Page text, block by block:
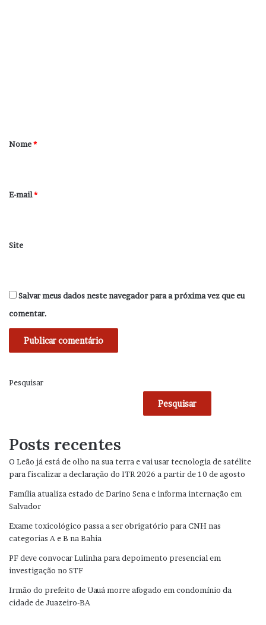
r
*
Nome*
E-mail*
Site
Salvar meus dados neste navegador para a próxima vez que eu
comentar.
Pesquisar
Pesquisar
Posts recentes
O Leão já está de olho na sua terra e vai usar tecnologia de satélite
para fiscalizar a declaração do ITR 2026 a partir de 10 de agosto
Família atualiza estado de Darino Sena e informa internação em
Salvador
Exame toxicológico passa a ser obrigatório para CNH nas
categorias A e B na Bahia
PF deve convocar Lulinha para depoimento presencial em
investigação no STF
Irmão do prefeito de Uauá morre afogado em condomínio da
cidade de Juazeiro-BA